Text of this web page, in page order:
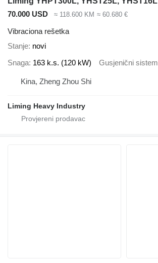
70.000 USD
≈ 118.600 KM ≈ 60.680 €
Vibraciona rešetka
Stanje novi
Snaga 163 k.s. (120 kW) Gusjenični sistem
Kina, Zheng Zhou Shi
Liming Heavy Industry